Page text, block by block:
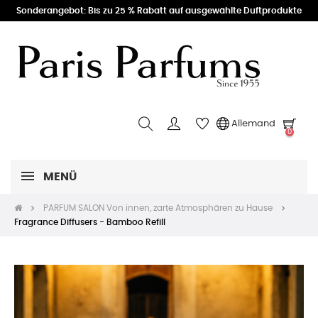
Sonderangebot: Bis zu 25 % Rabatt auf ausgewählte Duftprodukte
Allemand
0
MENÜ
PARFUM SALON Von innen, zarte Atmosphären zu Hause
Fragrance Diffusers - Bamboo Refill